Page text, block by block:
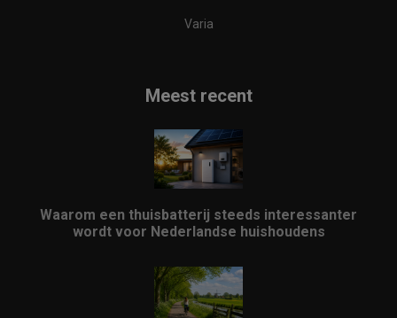
Varia
Meest recent
Waarom een thuisbatterij steeds interessanter
wordt voor Nederlandse huishoudens